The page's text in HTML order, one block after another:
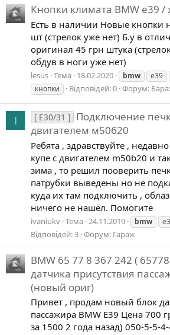
Кнопки климата BMW e39 /
Есть в наличии Новые кнопки
шт (стрелок уже нет) Б.у в
оригинал 45 грн штука
обдув в ноги уже нет)
lesus Тема 18.02.2020 bmw e39
кнопки
Відповідей: 0 Форум:
I [ E30/31 ] Подключение
двигателем м50б20
Ребята , здравствуйте ,
купе с двигателем m50b20 и
зима , то решил пооверить
патрубки выведены но не
куда их там подключить ,
ничего не нашёл. Помогите
ivaniukv Тема 24.11.2019 bmw
Відповідей: 3 Форум: Гараж
BMW 65 77 8 367 242 (
датчика присутствия
(новый ориг)
Привет , продам новый блок
пассажира BMW E39 Цена 700
за 1500 2 года назад) 050-5-5-